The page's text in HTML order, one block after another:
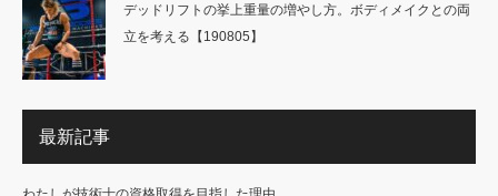
デッドリフトの挙上重量の増やし方。ボディメイクとの両
立を考える【190805】
最新記事